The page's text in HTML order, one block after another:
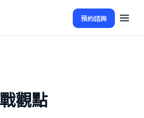
預約諮詢
觀點